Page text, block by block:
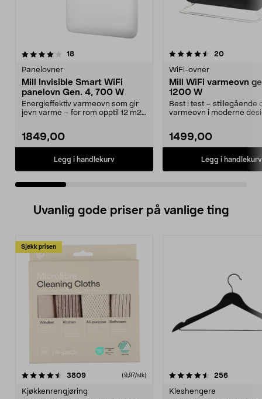
18anmeldelser
Panelovner
Mill Invisible Smart WiFi
panelovn Gen. 4, 700 W
Energieffektiv varmeovn som gir
jevn varme – for rom opptil 12 m2.
1849,00
Legg i handlekurv
4.5 av 5 stjerner 20
WiFi-ovner
Mill WiFi varmeovn
1200 W
Best i test – stillegående
varmeovn i moderne
1499,00
Legg i handlekurv
4.0 av 5 stjerner
Uvanlig gode priser på vanlige ting
Sjekk prisen
3809anmeldelser(9,97/stk)
Kjøkkenrengjøring
4.5av 5 stjerner 256
Kleshengere
4.5av 5 stjerner